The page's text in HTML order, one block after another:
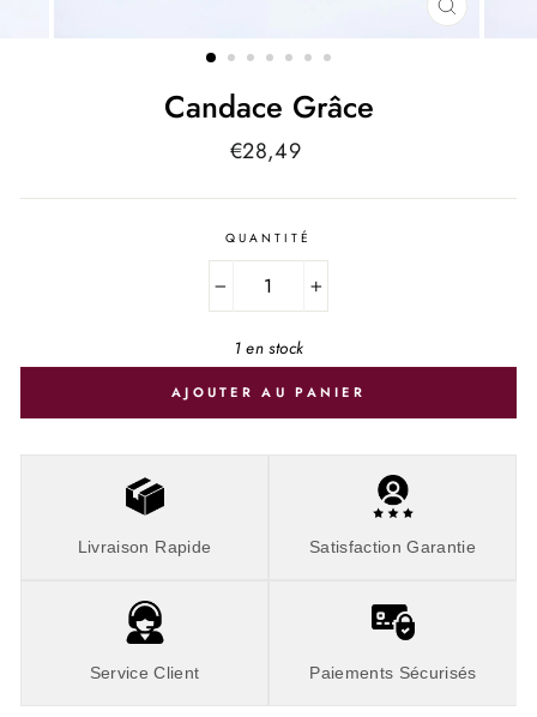
FERMER
Candace Grâce
Prix
€28,49
QUANTITÉ
+
1 en stock
AJOUTER AU PANIER
Livraison Rapide Satisfaction Garantie
Service Client Paiements Sécurisés